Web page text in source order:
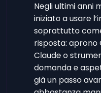
Negli ultimi anni
iniziato a usare
soprattutto
risposta: aprono
Claude o
domanda e
già un passo